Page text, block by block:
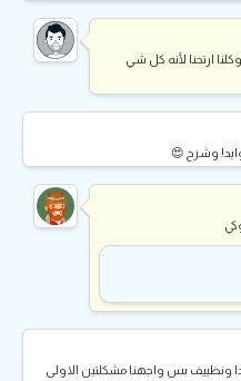
ارتحنا لأنه كل شي
وايد! وشرح 😍
ونظييف بس واجهنا مشكلتين الاولى